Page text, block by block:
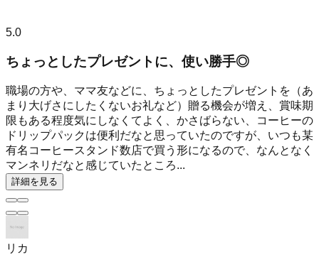
5.0
ちょっとしたプレゼントに、使い勝手◎
職場の方や、ママ友などに、ちょっとしたプレゼントを（あ
まり大げさにしたくないお礼など）贈る機会が増え、賞味期
限もある程度気にしなくてよく、かさばらない、コーヒーの
ドリップパックは便利だなと思っていたのですが、いつも某
有名コーヒースタンド数店で買う形になるので、なんとなく
マンネリだなと感じていたところ...
詳細を見る
リカ